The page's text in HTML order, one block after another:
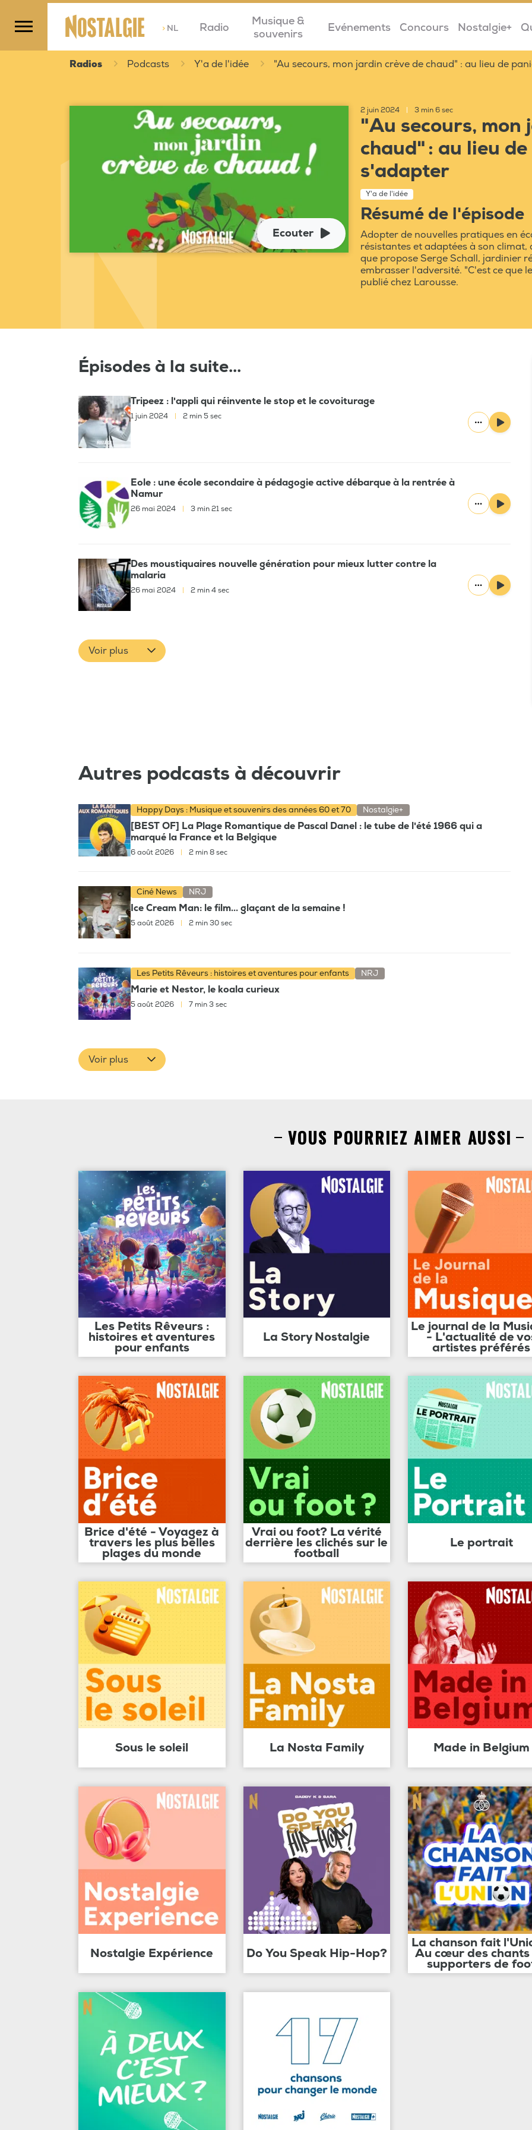
>NL Radio
Musique &
souvenirs
Evénements Concours Nostalgie+
Radios Podcasts Y'a de l'idée "Au secours, mon jardin crève de chaud" : au lieu de
Ecouter
2 juin 2024 3 min 6 sec
"Au secours, mon
chaud" : au lieu
s'adapter
Y'a de l'idée
Résumé de l'épisode
Adopter de nouvelles pratiques en
résistantes et adaptées à son
que propose Serge Schall, jardinier
embrasser l'adversité. "C'est ce que
publié chez Larousse.
Épisodes à la suite...
Tripeez : l'appli qui réinvente le stop et le covoiturage
1 juin 2024 2 min 5 sec
Eole : une école secondaire à pédagogie active débarque à la rentrée à
Namur
26 mai 2024 3 min 21 sec
Des moustiquaires nouvelle génération pour mieux lutter contre la
malaria
26 mai 2024 2 min 4 sec
Voir plus
Autres podcasts à découvrir
Happy Days : Musique et souvenirs des années 60 et 70 Nostalgie+
[BEST OF] La Plage Romantique de Pascal Danel : le tube de l'été 1966 qui a
marqué la France et la Belgique
6 août 2026 2 min 8 sec
Ciné News NRJ
Ice Cream Man: le film... glaçant de la semaine !
5 août 2026 | 2 min 30 sec
Les Petits Rêveurs : histoires et aventures pour enfants NRJ
Marie et Nestor, le koala curieux
5 août 2026 | 7 min 3 sec
Voir plus
VOUS POURRIEZ AIMER AUSSI
Les Petits Rêveurs :
histoires et aventures
pour enfants
La Story Nostalgie
Le journal de la
- L'actualité de
artistes préférés
Brice d'été - Voyagez à
travers les plus belles
plages du monde
Vrai ou foot? La vérité
derrière les clichés sur le
football
Le portrait
Sous le soleil La Nosta Family Made in Belgium
Nostalgie Expérience Do You Speak Hip-Hop?
La chanson fait
Au cœur des chants
supporters de